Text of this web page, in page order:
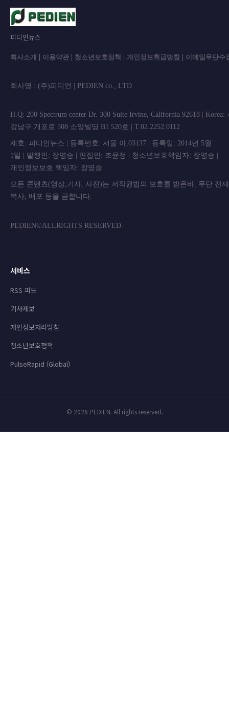
피디언뉴스
회사소개 | 이용약관 | 청소년보호정책 | 개인정보취급방침 | 이메일무단수
회사명 : (주)피디언 | PEDIEN co.,
H.Q: 200 Spectrum center Dr. 300 Suite Irvine, California 92618 | Korea:
강남구 개포로 508 소망빌딩 B1 520호 | T.02.2252.0112
제호: 피디언뉴스 | 등록번호: 서울 아,03137 | 등록일: 2014년 5월
1일 | 발행인: 장영승 | 편집인: 조윤정 | 청소년보호책임자: 장영승 |
개인정보보호 책임자: 장영승
모든 콘텐츠(영상,기사, 사진)는 저작권법의 보호를 받은바, 무단 전
복사, 배포 등을 금합니
PEDIEN©ALLRIGHTS RESERVED.
서비스
RSS 피드
기사제보
개인정보처리방침
청소년보호정책
PulseRapid (Global)
© 2026 PEDIEN. All rights reserved.